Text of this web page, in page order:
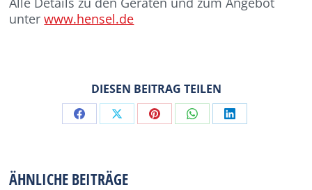
unterwww.hensel.de
DIESEN BEITRAG TEILEN
Share Share Share Share Share
ÄHNLICHE BEITRÄGE